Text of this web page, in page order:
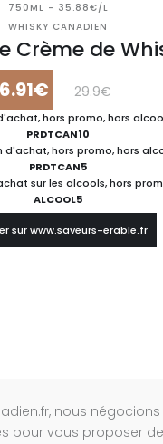
750ML - 35.88€/L
WHISKY CANADIEN
Crème de
29.9€
hors promo, hors
PRDTCAN10
d'achat, hors promo, hors
PRDTCAN5
sur les alcools, hors
ALCOOL5
sur www.saveurs-erable.fr
nous
pour vous proposer